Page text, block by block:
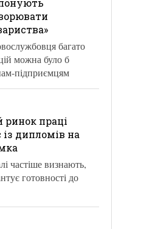
багато
можна було б
підприємцям
ринок праці
дипломів на
частіше визнають,
готовності до